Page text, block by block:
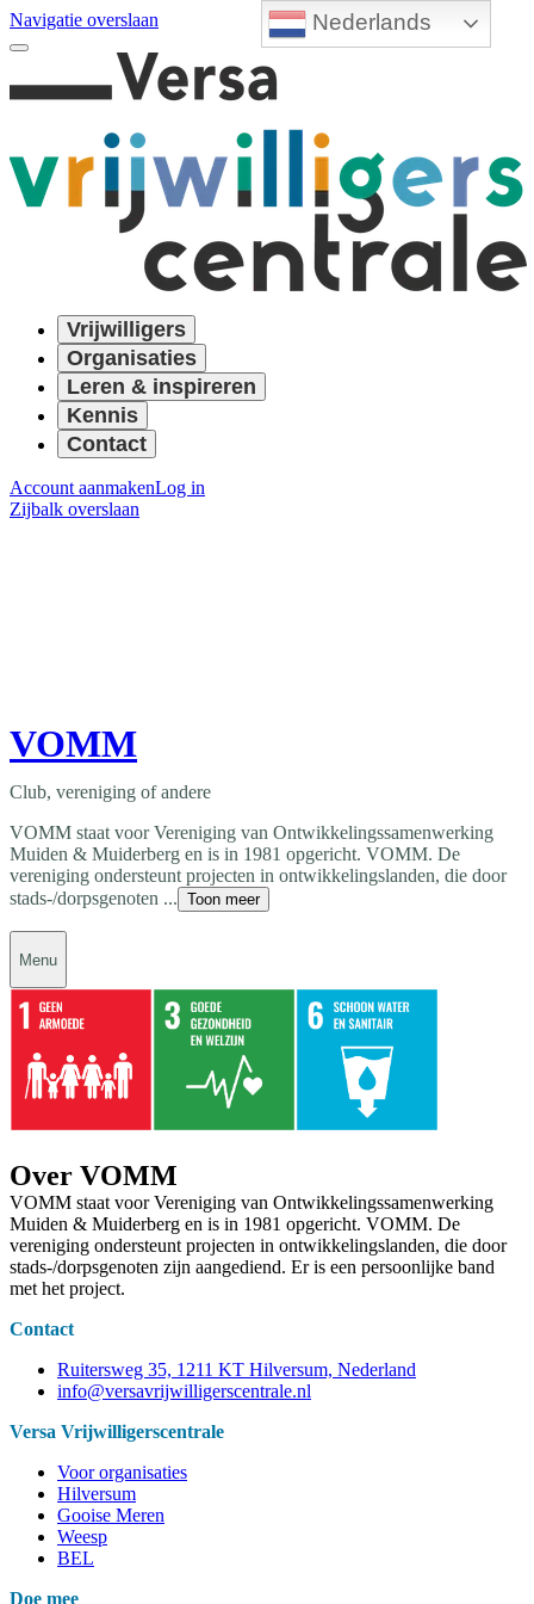
Nederlands
Navigatie overslaan
Vrijwilligers
Organisaties
Leren & inspireren
Kennis
Contact
Account aanmakenLog in
Zijbalk overslaan
VOMM
Club, vereniging of andere
VOMM staat voor Vereniging van Ontwikkelingssamenwerking
Muiden & Muiderberg en is in 1981 opgericht. VOMM. De
vereniging ondersteunt projecten in ontwikkelingslanden, die door
stads-/dorpsgenoten ... Toon meer
Menu
Over VOMM
VOMM staat voor Vereniging van Ontwikkelingssamenwerking
Muiden & Muiderberg en is in 1981 opgericht. VOMM. De
vereniging ondersteunt projecten in ontwikkelingslanden, die door
stads-/dorpsgenoten zijn aangediend. Er is een persoonlijke band
met het project.
Contact
Ruitersweg 35, 1211 KT Hilversum, Nederland
info@versavrijwilligerscentrale.nl
Versa Vrijwilligerscentrale
Voor organisaties
Hilversum
Gooise Meren
Weesp
BEL
Doe mee